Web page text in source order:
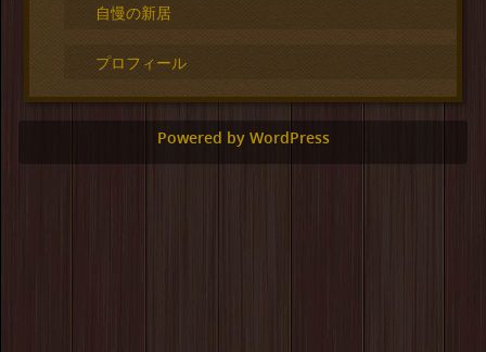
自慢の新居
プロフィール
Powered by WordPress